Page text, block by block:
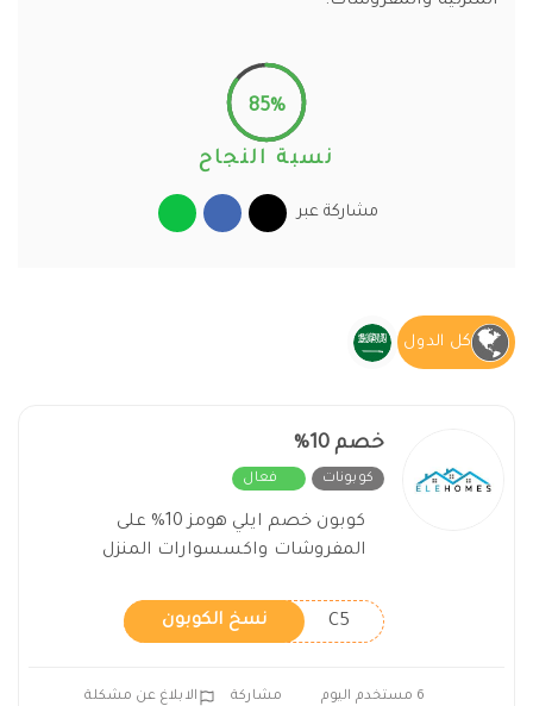
85%
نسبة النجاح
مشاركة عبر
كل الدول
خصم 10%
كوبونات فعال
كوبون خصم ايلي هومز 10% على
المفروشات واكسسوارات المنزل
C5 نسخ الكوبون
6 مستخدم اليوم مشاركة الابلاغ عن مشكلة